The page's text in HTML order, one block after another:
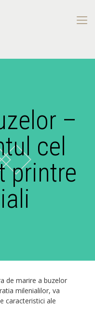
–
cel
printre
de marire a buzelor
milenialilor, va
caracteristici ale